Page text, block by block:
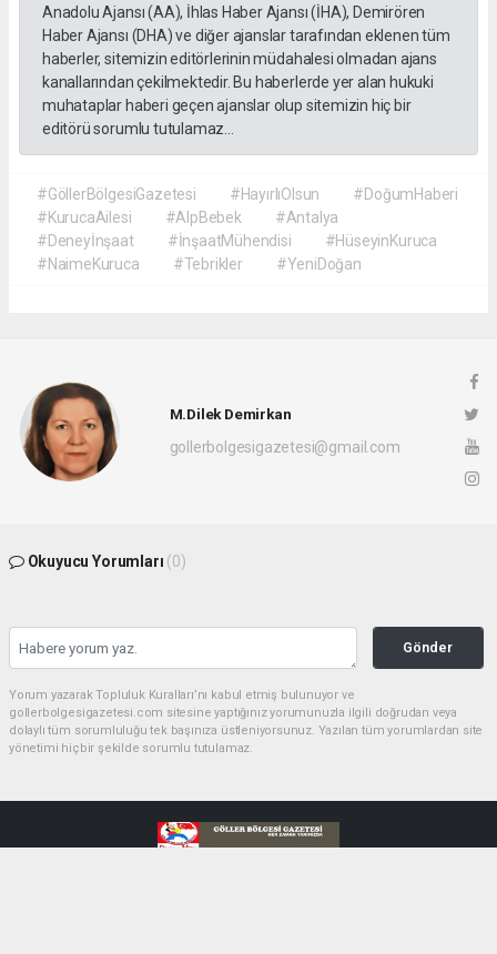
Anadolu Ajansı (AA), İhlas Haber Ajansı (İHA), Demirören
Haber Ajansı (DHA) ve diğer ajanslar tarafından eklenen tüm
haberler, sitemizin editörlerinin müdahalesi olmadan ajans
kanallarından çekilmektedir. Bu haberlerde yer alan hukuki
muhataplar haberi geçen ajanslar olup sitemizin hiç bir
editörü sorumlu tutulamaz...
#GöllerBölgesiGazetesi #HayırlıOlsun
#DoğumHaberi
#KurucaAilesi
#AlpBebek
#Antalya
#Deneyİnşaat
#İnşaatMühendisi
#HüseyinKuruca
#NaimeKuruca
#Tebrikler #YeniDoğan
M.Dilek Demirkan
gollerbolgesigazetesi@gmail.com
Okuyucu Yorumları (0)
Gönder
Yorum yazarak Topluluk Kuralları’nı kabul etmiş bulunuyor ve
gollerbolgesigazetesi.com sitesine yaptığınız yorumunuzla ilgili doğrudan veya
dolaylı tüm sorumluluğu tek başınıza üstleniyorsunuz. Yazılan tüm yorumlardan site
yönetimi hiçbir şekilde sorumlu tutulamaz.